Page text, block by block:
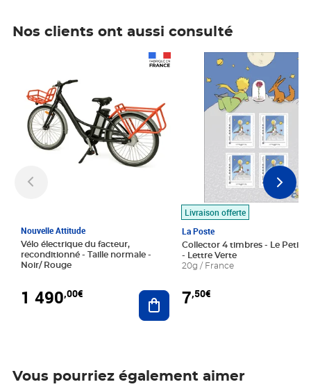
Nos clients ont aussi consulté
Nouvelle Attitude
Vélo électrique du facteur,
reconditionné - Taille normale -
Noir/ Rouge
1 490,00€ Ajouter au panier
Livraison offerte
La Poste
Collector 4 timbres - Le Petit
- Lettre Verte
20g / France
7,50€
Prix 7,50€
Vous pourriez également aimer